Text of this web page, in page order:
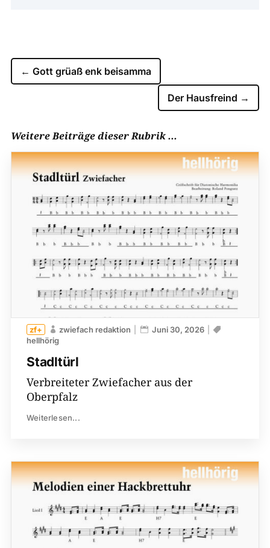
← Gott grüaß enk beisamma
Der Hausfreind →
Weitere Beiträge dieser Rubrik ...
Stadltürl
zwiefach redaktion
Juni 30, 2026
hellhörig
Verbreiteter Zwiefacher aus der
Oberpfalz
Weiterlesen...